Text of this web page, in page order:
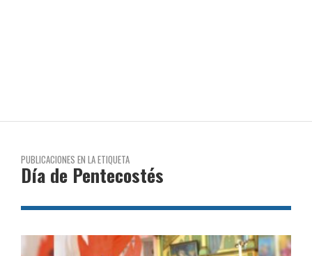
PUBLICACIONES EN LA ETIQUETA
Día de Pentecostés